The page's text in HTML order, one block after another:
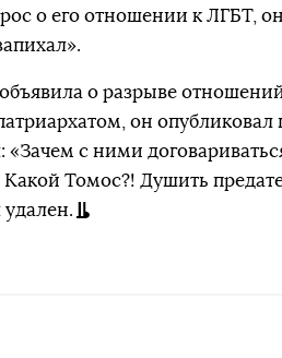
о его отношении к ЛГБТ,
о разрыве
он опубликовал
«Зачем с ними
Томос?! Душить
удален.